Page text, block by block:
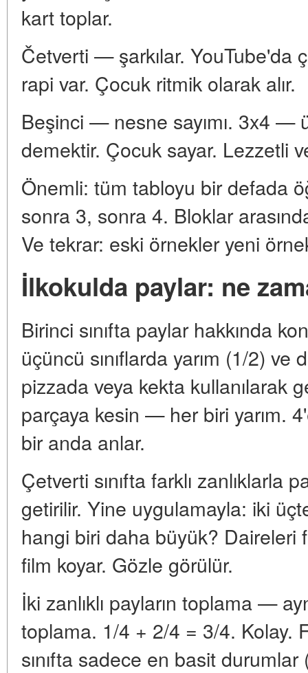
kart toplar.
Četverti — şarkılar. YouTube'da
rapi var. Çocuk ritmik olarak alır.
Beşinci — nesne sayımı. 3x4 —
demektir. Çocuk sayar. Lezzetli
Önemli: tüm tabloyu bir defada
sonra 3, sonra 4. Bloklar
Ve tekrar: eski örnekler yeni
İlkokulda paylar: ne
Birinci sınıfta paylar hakkında
üçüncü sınıflarda yarım (1/2) ve
pizzada veya kekta kullanılarak
parçaya kesin — her biri yarım.
bir anda anlar.
Çetverti sınıfta farklı zanlıklarla
getirilir. Yine uygulamayla: iki
hangi biri daha büyük? Daireleri
film koyar. Gözle görülür.
İki zanlıklı payların toplama —
toplama. 1/4 + 2/4 = 3/4. Kolay.
sınıfta sadece en basit